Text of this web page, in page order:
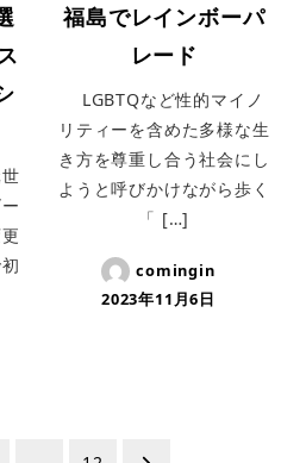
福島でレインボーパ
レード
LGBTQなど性的マイノ
リティーを含めた多様な生
き方を尊重し合う社会にし
ようと呼びかけながら歩く
「 […]
comingin
2023年11月6日